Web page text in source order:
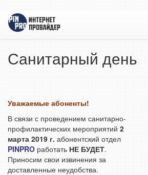
Санитарный день
Уважаемые абоненты!
В связи с проведением санитарно-
профилактических мероприятий 2
марта 2019 г. абонентский отдел
PINPRO работать НЕ БУДЕТ.
Приносим свои извинения за
доставленные неудобства.